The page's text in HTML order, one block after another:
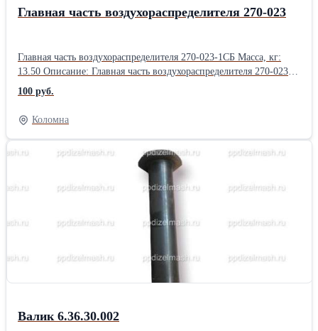
Главная часть воздухораспределителя 270-023
Главная часть воздухораспределителя 270-023-1СБ Масса, кг:
13.50 Описание: Главная часть воздухораспределителя 270-023-
1СБ. Область применения: Главная часть воздухораспределителя
270-023-1СБ - пневматическое устройство, предназначенное для
переключения потоков сжатого воздуха.. Описание Главная часть
270-023 - это Часть воздухораспределителя главная , 270.023
Главная часть воздухораспределителя 270-023-1СБ -
пневматическое устройство, предназначенное для переключения
потоков сжатого воздуха. Составная часть
воздухораспределителя 483М, предназначенная для обеспечения
установки необходимого давления сжатого воздуха в тормозном
давлением в тормозном цилиндре: — пустой 0,14-0,18 МПа
(1,4-1,8 кгс/см2) — средний 0,30-0,34 МПа (3,0-3,4 кгс/см2) —
груженый 0,40-0,45 МПа (4,0-4,5 кгс/см2) Габаритные размеры
100 руб.
Коломна
Валик 6.36.30.002